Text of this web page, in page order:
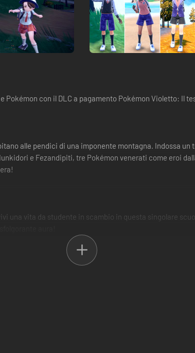
con il DLC a pagamento Pokémon Violetto: Il
alle pendici di una imponente montagna. Indossa
e Fezandipiti, tre Pokémon venerati come eroi
una vita da studente in scambio in questa singolare